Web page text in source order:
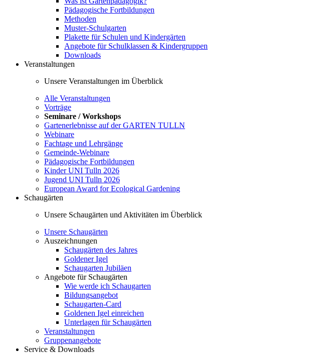
Pädagogische Fortbildungen
Methoden
Muster-Schulgarten
Plakette für Schulen und Kindergärten
Angebote für Schulklassen & Kindergruppen
Downloads
Veranstaltungen
Unsere Veranstaltungen im Überblick
Alle Veranstaltungen
Vorträge
Seminare / Workshops
Gartenerlebnisse auf der GARTEN TULLN
Webinare
Fachtage und Lehrgänge
Gemeinde-Webinare
Pädagogische Fortbildungen
Kinder UNI Tulln 2026
Jugend UNI Tulln 2026
European Award for Ecological Gardening
Schaugärten
Unsere Schaugärten und Aktivitäten im Überblick
Unsere Schaugärten
Auszeichnungen
Schaugärten des Jahres
Goldener Igel
Schaugarten Jubiläen
Angebote für Schaugärten
Wie werde ich Schaugarten
Bildungsangebot
Schaugarten-Card
Goldenen Igel einreichen
Unterlagen für Schaugärten
Veranstaltungen
Gruppenangebote
Service & Downloads